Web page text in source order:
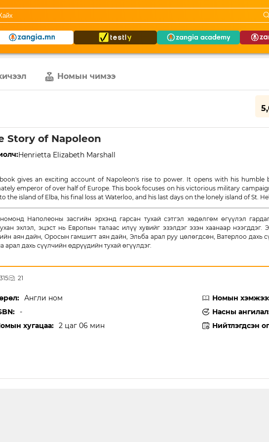
Номын чимээ
Story of Napoleon
Henrietta Elizabeth Marshall
gives an exciting account of Napoleon's rise to power. It opens with his humble
emperor of over half of Europe. This book focuses on his victorious military
the island of Elba, his final loss at Waterloo, and his last days on the lonely island of St.
Наполеоны засгийн эрхэнд гарсан тухай сэтгэл хөдөлгөм өгүүлэл
эхлэл, эцэст нь Европын талаас илүү хувийг эзэлдэг эзэн хаанаар
аян дайн, Оросын гамшигт аян дайн, Эльба арал руу цөлөгдсөн, Ватерлоо дахь
арал дахь сүүлчийн өдрүүдийн тухай өгүүлдэг.
21
Англи ном Номын
- Насны
хугацаа: 2 цаг 06 мин Нийтлэгдсэн